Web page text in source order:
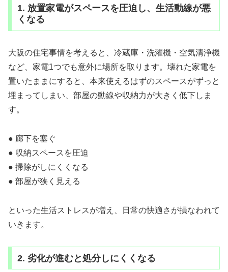
1. 放置家電がスペースを圧迫し、生活動線が悪
くなる
大阪の住宅事情を考えると、冷蔵庫・洗濯機・空気清浄機
など、家電1つでも意外に場所を取ります。壊れた家電を
置いたままにすると、本来使えるはずのスペースがずっと
埋まってしまい、部屋の動線や収納力が大きく低下しま
す。
● 廊下を塞ぐ
● 収納スペースを圧迫
● 掃除がしにくくなる
● 部屋が狭く見える
といった生活ストレスが増え、日常の快適さが損なわれて
いきます。
2. 劣化が進むと処分しにくくなる